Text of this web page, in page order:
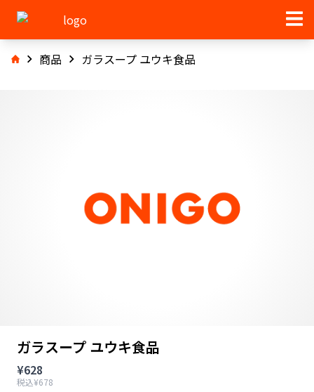
商品 ガラスープ ユウキ食品
ガラスープ ユウキ食品
¥628
税込¥678